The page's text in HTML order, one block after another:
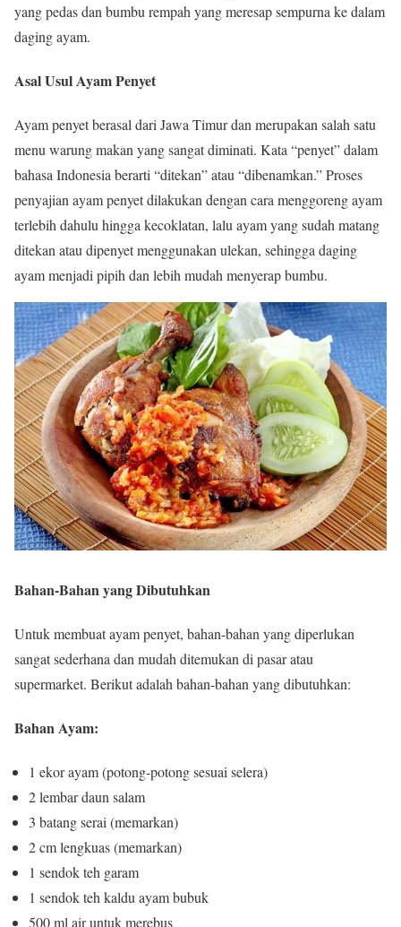
yang pedas dan bumbu rempah yang meresap sempurna ke dalam
daging ayam.
Asal Usul Ayam Penyet
Ayam penyet berasal dari Jawa Timur dan merupakan salah satu
menu warung makan yang sangat diminati. Kata “penyet” dalam
bahasa Indonesia berarti “ditekan” atau “dibenamkan.” Proses
penyajian ayam penyet dilakukan dengan cara menggoreng ayam
terlebih dahulu hingga kecoklatan, lalu ayam yang sudah matang
ditekan atau dipenyet menggunakan ulekan, sehingga daging
ayam menjadi pipih dan lebih mudah menyerap bumbu.
Bahan-Bahan yang Dibutuhkan
Untuk membuat ayam penyet, bahan-bahan yang diperlukan
sangat sederhana dan mudah ditemukan di pasar atau
supermarket. Berikut adalah bahan-bahan yang dibutuhkan:
Bahan Ayam:
1 ekor ayam (potong-potong sesuai selera)
2 lembar daun salam
3 batang serai (memarkan)
2 cm lengkuas (memarkan)
1 sendok teh garam
1 sendok teh kaldu ayam bubuk
500 ml air untuk merebus